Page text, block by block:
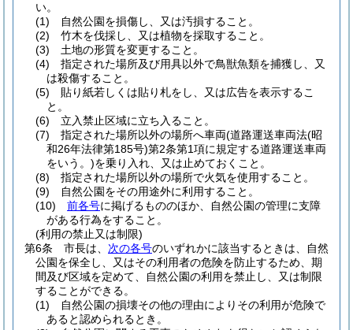
い。
(1)
自然公園を損傷し、又は汚損すること。
(2)
竹木を伐採し、又は植物を採取すること。
(3)
土地の形質を変更すること。
(4)
指定された場所及び用具以外で鳥獣魚類を捕獲し、又
は殺傷すること。
(5)
貼り紙若しくは貼り札をし、又は広告を表示するこ
と。
(6)
立入禁止区域に立ち入ること。
(7)
指定された場所以外の場所へ車両(道路運送車両法(昭
和26年法律第185号)第2条第1項に規定する道路運送車両
をいう。)を乗り入れ、又は止めておくこと。
(8)
指定された場所以外の場所で火気を使用すること。
(9)
自然公園をその用途外に利用すること。
(10)
前各号に掲げるもののほか、自然公園の管理に支障
がある行為をすること。
(利用の禁止又は制限)
第6条
市長は、 次の各号のいずれかに該当するときは、自然
公園を保全し、又はその利用者の危険を防止するため、期
間及び区域を定めて、自然公園の利用を禁止し、又は制限
することができる。
(1)
自然公園の損壊その他の理由によりその利用が危険で
あると認められるとき。